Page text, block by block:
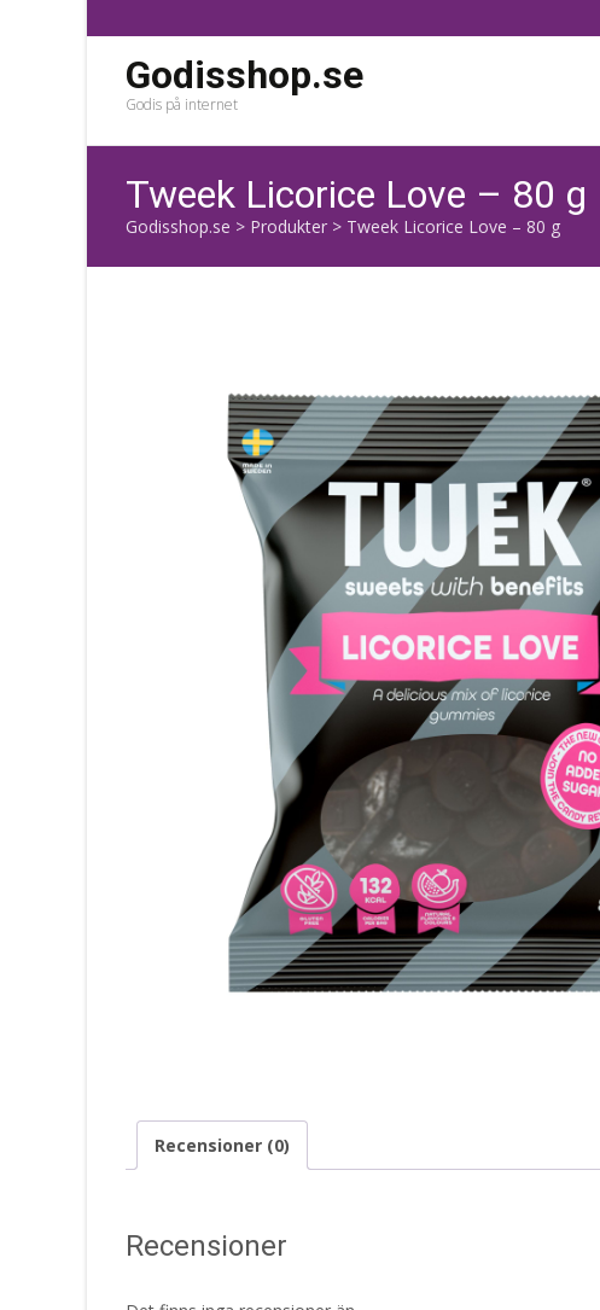
Godisshop.se
Godis på internet
Tweek Licorice Love – 80 g
Godisshop.se > Produkter > Tweek Licorice Love – 80 g
Recensioner (0)
Recensioner